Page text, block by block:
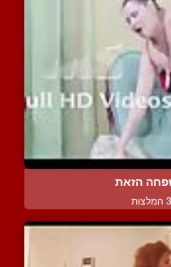
הזאת
3 המלצות